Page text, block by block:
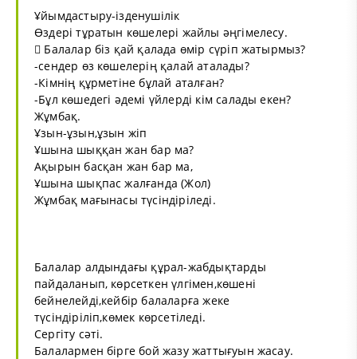
Ұйымдастыру-ізденушілік
Өздері тұратын көшелері жайлы әңгімелесу.
 Балалар біз қай қалада өмір сүріп жатырмыз?
-сендер өз көшелерің қалай аталады?
-Кімнің құрметіне бұлай аталған?
-Бұл көшедегі әдемі үйлерді кім салады екен?
Жұмбақ.
Ұзын-ұзын,ұзын жіп
Ұшына шыққан жан бар ма?
Ақырын басқан жан бар ма,
Ұшына шықпас жалғанда (Жол)
Жұмбақ мағынасы түсіндіріледі.
Балалар алдындағы құрал-жабдықтарды
пайдаланып, көрсеткен үлгімен,көшені
бейнелейді,кейбір балаларға жеке
түсіндіріліп,көмек көрсетіледі.
Сергіту сәті.
Балалармен бірге бой жазу жаттығуын жасау.